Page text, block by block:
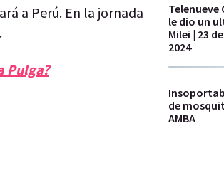
a Perú. En la jornada
Pulga?
Telenueve
le dio un
Milei | 23
2024
de
AMBA